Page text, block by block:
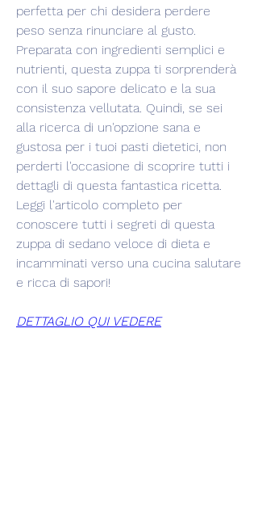
perfetta per chi desidera perdere
peso senza rinunciare al gusto.
Preparata con ingredienti semplici e
nutrienti, questa zuppa ti sorprenderà
con il suo sapore delicato e la sua
consistenza vellutata. Quindi, se sei
alla ricerca di un'opzione sana e
gustosa per i tuoi pasti dietetici, non
perderti l'occasione di scoprire tutti i
dettagli di questa fantastica ricetta.
Leggi l'articolo completo per
conoscere tutti i segreti di questa
zuppa di sedano veloce di dieta e
incamminati verso una cucina salutare
e ricca di sapori!
DETTAGLIO QUI VEDERE